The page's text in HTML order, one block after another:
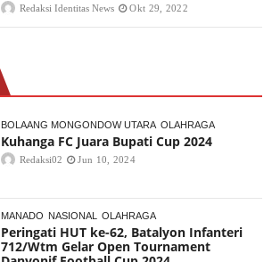
Redaksi Identitas News Okt 29, 2022
BOLAANG MONGONDOW UTARA OLAHRAGA
Kuhanga FC Juara Bupati Cup 2024
Redaksi02 Jun 10, 2024
MANADO NASIONAL OLAHRAGA
Peringati HUT ke-62, Batalyon Infanteri
712/Wtm Gelar Open Tournament